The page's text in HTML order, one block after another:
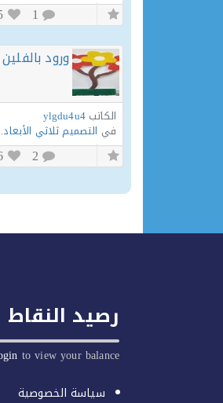
1
ورود بالفلين
الكاتبylgdu4u4
في التصميم ثلاثي الأبعاد.
2
رصيد النقاط
to view your balance.
سياسة الخصوصية